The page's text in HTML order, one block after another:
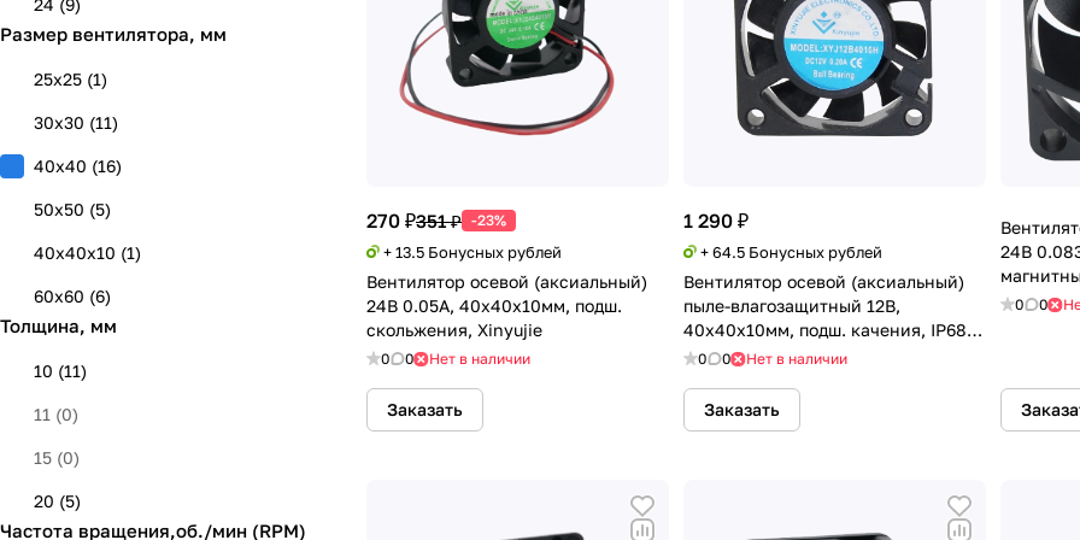
270 ₽351 ₽ -23%
+ 13.5 Бонусных рублей
Вентилятор осевой (аксиальный)
24В 0.05А, 40х40х10мм, подш.
скольжения, Xinyujie
0 0 Нет в наличии
Заказать
1 290 ₽
+ 64.5 Бонусных рублей
Вентилятор осевой (аксиальный)
пыле-влагозащитный 12В,
40х40х10мм, подш. качения, IP68,
Xinyujie
0 0 Нет в наличии
Заказать
24В
0 0
24 (9)
Размер вентилятора, мм
25x25 (1)
30x30 (11)
40x40 (16)
50x50 (5)
40x40х10 (1)
60x60 (6)
Толщина, мм
10 (11)
11 (0)
15 (0)
20 (5)
Частота вращения,об./мин (RPM)